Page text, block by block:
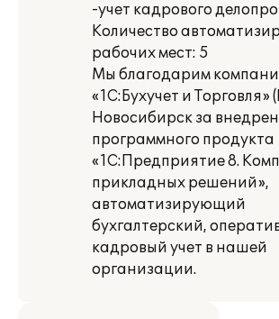
-учет кадрового
Количество
рабочих мест: 5
Мы благодарим
«1С:Бухучет и Торговля»
Новосибирск за
программного продукта
«1С:Предприятие 8.
прикладных решений»,
автоматизирующий
бухгалтерский,
кадровый учет в нашей
организации.